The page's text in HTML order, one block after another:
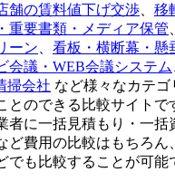
舗の賃料値下げ交渉 移
重要書類・メディア保管
ーン
看板・横断幕・懸
会議・WEB会議システム
掃会社 など様々なカテゴ
とのできる比較サイトで
者に一括見積もり・一括
ど費用の比較はもちろん
でも比較することが可能